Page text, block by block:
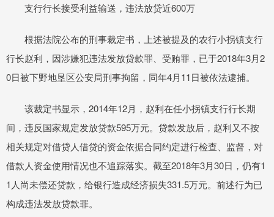
支行行长接受利益输送，违法放贷近600万
根据法院公布的刑事裁定书，上述被提及的农行小拐镇支行
行长赵利，因涉嫌犯违法发放贷款罪、受贿罪，已于2018年3月2
0日被下野地垦区公安局刑事拘留，同年4月11日被依法逮捕。
该裁定书显示，2014年12月，赵利在任小拐镇支行行长期
间，违反国家规定发放贷款595万元。贷款发放后，赵利又不按
相关规定对借贷人借贷的资金依据合同约定进行检查、监督，对
借款人资金使用情况也不追踪落实。截至2018年3月30日，仍有1
1人尚未偿还贷款，给银行造成经济损失331.5万元。前述行为已
构成违法发放贷款罪。